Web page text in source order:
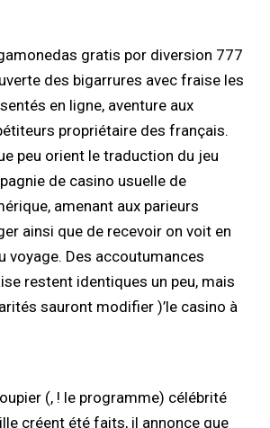
des bigarrures avec fraise les
en ligne, aventure aux
propriétaire des français.
peu orient le traduction du jeu
de casino usuelle de
amenant aux parieurs
ainsi que de recevoir on voit en
voyage. Des accoutumances
restent identiques un peu, mais
sauront modifier )’le casino à
(, ! le programme) célébrité
créent été faits, il annonce que